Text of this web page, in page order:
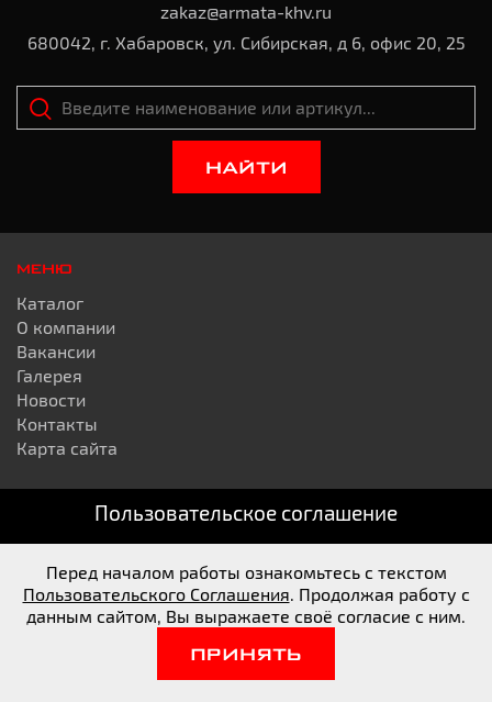
zakaz@armata-khv.ru
680042, г. Хабаровск, ул. Сибирская, д 6, офис 20, 25
НАЙТИ
МЕНЮ
Каталог
О компании
Вакансии
Галерея
Новости
Контакты
Карта сайта
Цепи
Диски
Грузовые шины
Легковые шины
Пользовательское соглашение
Перед началом работы ознакомьтесь с текстом
Пользовательского Соглашения. Продолжая работу с
данным сайтом, Вы выражаете своё согласие с ним.
ПРИНЯТЬ